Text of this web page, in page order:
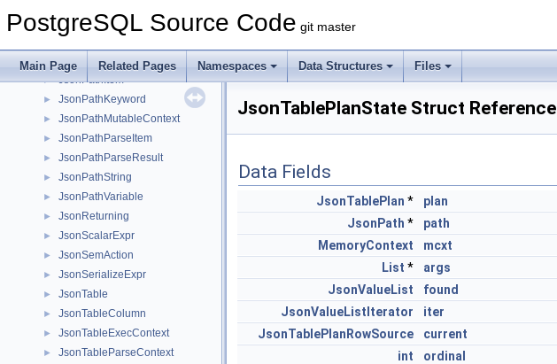
PostgreSQL Source Code git master
Main Page Related Pages Namespaces Data Structures Files
► JsonPathGinNode
► JsonPathGinPathItem
► JsonPathItem
► JsonPathKeyword
► JsonPathMutableContext
► JsonPathParseItem
► JsonPathParseResult
► JsonPathString
► JsonPathVariable
► JsonReturning
► JsonScalarExpr
► JsonSemAction
► JsonSerializeExpr
► JsonTable
► JsonTableColumn
► JsonTableExecContext
► JsonTableParseContext
JsonTablePlanState Struct Reference
Data Fields
JsonTablePlan *
plan
JsonPath *
path
MemoryContext
mcxt
List *
args
JsonValueList
found
JsonValueListIterator
iter
JsonTablePlanRowSource
current
int
ordinal